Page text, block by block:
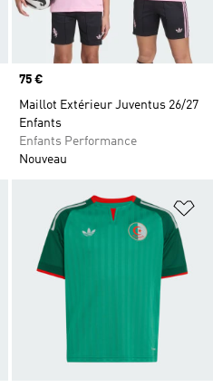
Prix
75 €
Maillot Extérieur Juventus 26/27
Enfants
Enfants Performance
Nouveau
Ajouter à la Liste de produits